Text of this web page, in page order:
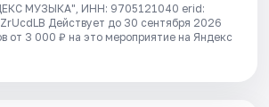
МУЗЫКА", ИНН: 9705121040 erid:
Действует до 30 сентября 2026
от 3 000 ₽ на это мероприятие на Яндекс